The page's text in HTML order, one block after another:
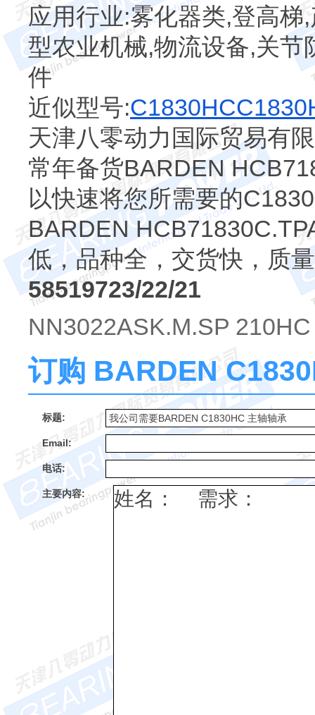
应用行业:雾化器类,登高
型农业机械,物流设备,关
件
近似型号:C1830HC
天津八零动力国际贸易有
常年备货BARDEN
以快速将您所需要的
BARDEN
低，品种全，交货快，质
58519723/22/21
NN3022ASK.M.SP
订购 BARDEN
标题:
Email:
电话:
主要内容: